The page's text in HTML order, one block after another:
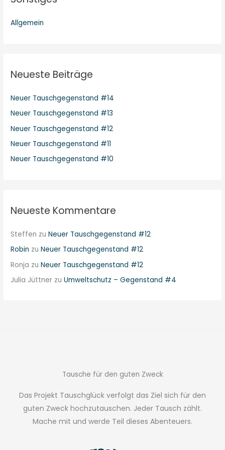
Allgemein
Neueste Beiträge
Neuer Tauschgegenstand #14
Neuer Tauschgegenstand #13
Neuer Tauschgegenstand #12
Neuer Tauschgegenstand #11
Neuer Tauschgegenstand #10
Neueste Kommentare
Steffen zuNeuer Tauschgegenstand #12
Robin zuNeuer Tauschgegenstand #12
Ronja zuNeuer Tauschgegenstand #12
Julia Jüttner zuUmweltschutz – Gegenstand #4
Tausche für den guten Zweck
Das Projekt Tauschglück verfolgt das Ziel sich für den
guten Zweck hochzutauschen. Jeder Tausch zählt.
Mache mit und werde Teil dieses Abenteuers.